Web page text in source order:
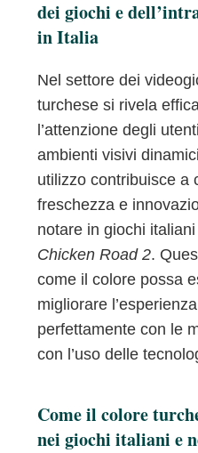
dei giochi e
in Italia
Nel settore dei
turchese si rivela
l’attenzione degli
ambienti visivi
utilizzo contribuisce a
freschezza e
notare in giochi
Chicken Road 2.
come il colore possa
migliorare
perfettamente con le
con l’uso delle
Come il colore
nei giochi italiani e